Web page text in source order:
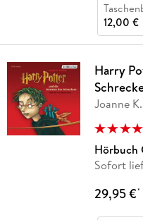
12,00 €
Harry
Joanne
Hörbuch
Sofort
29,95 €*